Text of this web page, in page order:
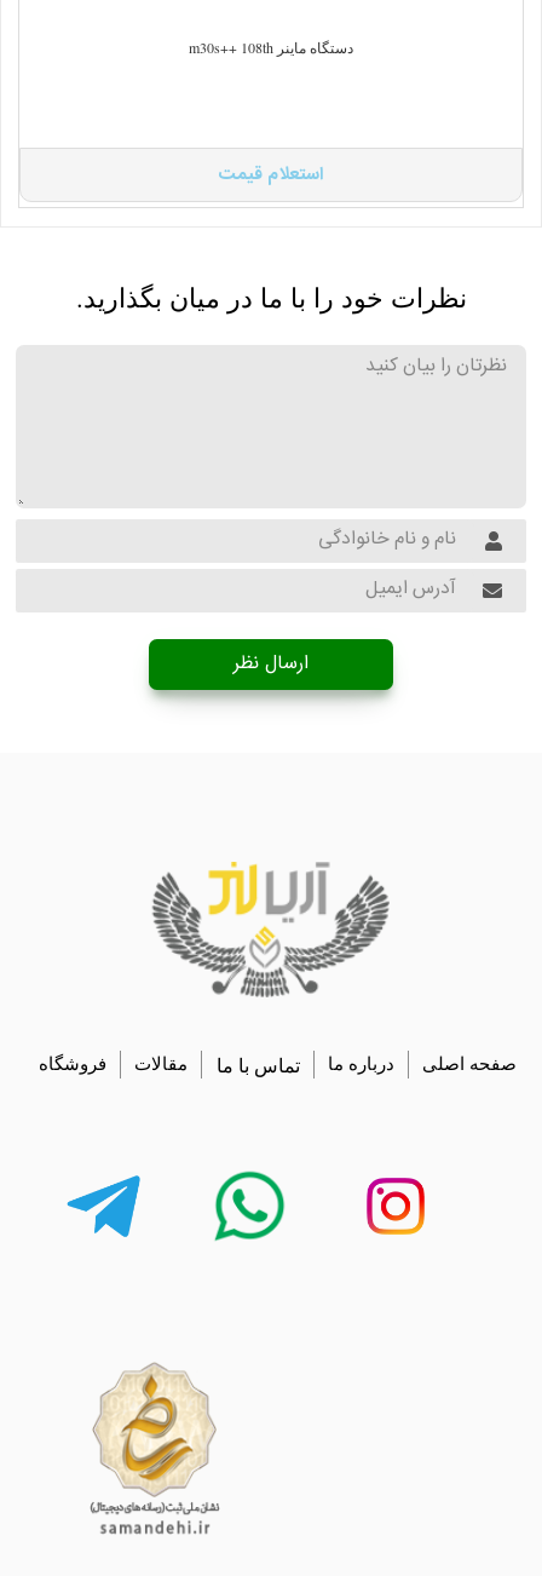
دستگاه ماینر m30s++ 108th
استعلام قیمت
نظرات خود را با ما در میان بگذارید.
ارسال نظر
صفحه اصلی درباره ما تماس با ما مقالات فروشگاه